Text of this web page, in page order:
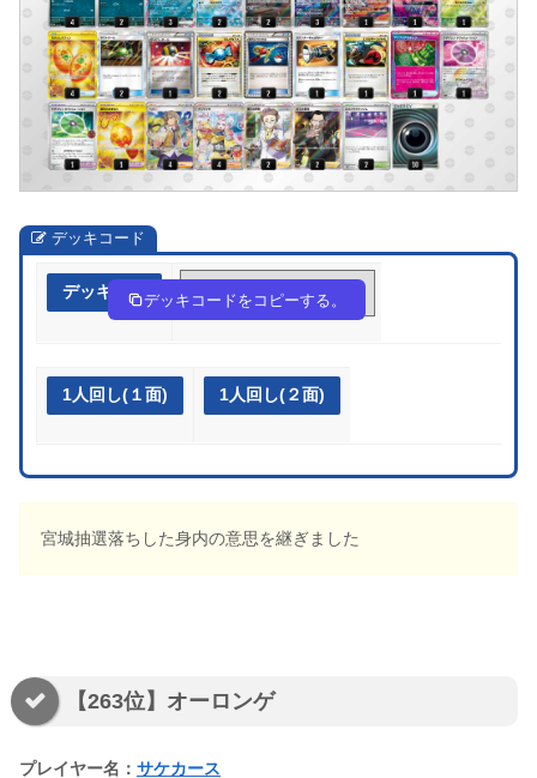
デッキコード
デッキ作成 p2pppy-xm7hzO-SE2MRp
デッキコードをコピーする。
1人回し(１面) 1人回し(２面)
宮城抽選落ちした身内の意思を継ぎました
【263位】オーロンゲ
プレイヤー名： サケカース